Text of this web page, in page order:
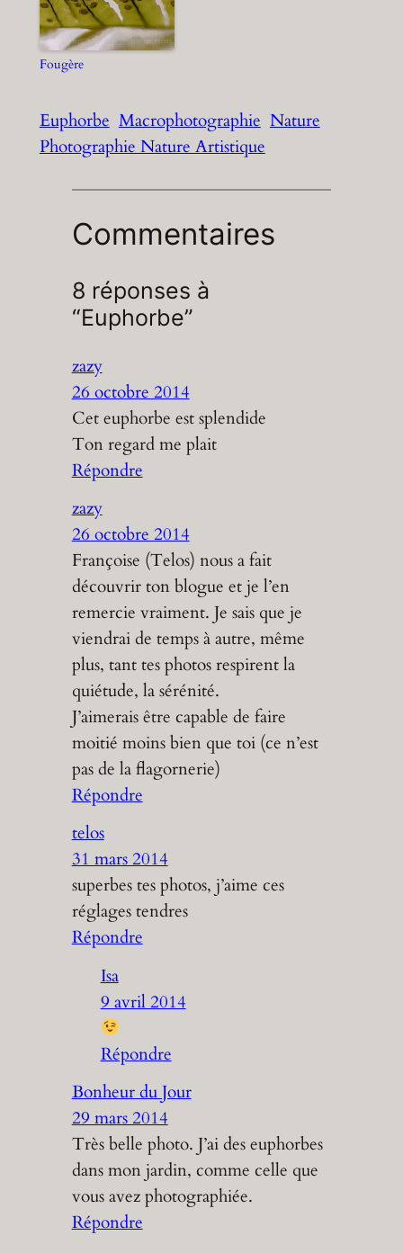
Fougère
Euphorbe Macrophotographie Nature
Photographie Nature Artistique
Commentaires
8 réponses à
“Euphorbe”
zazy
26 octobre 2014
Cet euphorbe est splendide
Ton regard me plait
Répondre
zazy
26 octobre 2014
Françoise (Telos) nous a fait
découvrir ton blogue et je l’en
remercie vraiment. Je sais que je
viendrai de temps à autre, même
plus, tant tes photos respirent la
quiétude, la sérénité.
J’aimerais être capable de faire
moitié moins bien que toi (ce n’est
pas de la flagornerie)
Répondre
telos
31 mars 2014
superbes tes photos, j’aime ces
réglages tendres
Répondre
Isa
9 avril 2014
Répondre
Bonheur du Jour
29 mars 2014
Très belle photo. J’ai des euphorbes
dans mon jardin, comme celle que
vous avez photographiée.
Répondre